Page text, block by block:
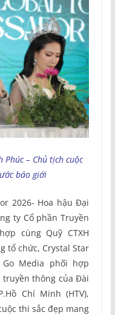
Phúc – Chủ tịch cuộc
báo giới
2026- Hoa hậu Đại
ty Cổ phần Truyền
cùng Quỹ CTXH
tổ chức, Crystal Star
Go Media phối hợp
thông của Đài
Chí Minh (HTV),
thi sắc đẹp mang